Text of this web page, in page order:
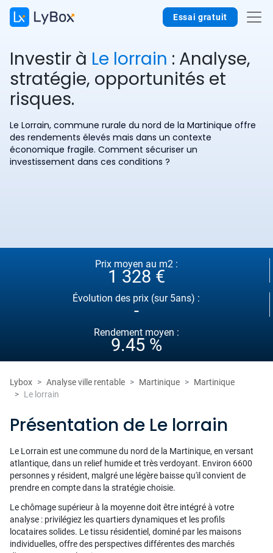
Essai gratuit
Investir à Le lorrain : Analyse,
stratégie, opportunités et
risques.
Le Lorrain, commune rurale du nord de la Martinique offre
des rendements élevés mais dans un contexte
économique fragile. Comment sécuriser un
investissement dans ces conditions ?
Prix moyen au m2 :
1 328 €
Évolution des prix (sur 5ans) :
-
Rendement moyen :
9.45 %
Lybox Analyse ville rentable Martinique
Martinique
Le lorrain
Présentation de Le lorrain
Le Lorrain est une commune du nord de la Martinique, en versant
atlantique, dans un relief humide et très verdoyant. Environ 6600
personnes y résident, malgré une légère baisse qu'il convient de
prendre en compte dans la stratégie choisie.
Le chômage supérieur à la moyenne doit être intégré à votre
analyse : privilégiez les quartiers dynamiques et les profils
locataires solides. Le tissu résidentiel, dominé par les maisons
individuelles, offre des perspectives différentes des marchés